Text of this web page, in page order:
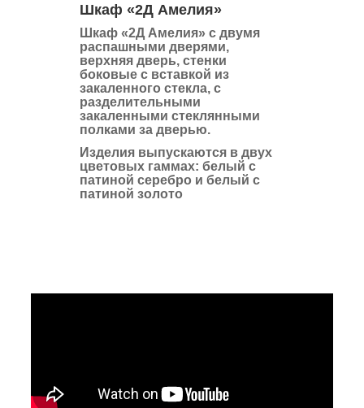
Шкаф «2Д Амелия»
Шкаф «2Д Амелия» с двумя
распашными дверями,
верхняя дверь, стенки
боковые с вставкой из
закаленного стекла, с
разделительными
закаленными стеклянными
полками за дверью.
Изделия выпускаются в двух
цветовых гаммах: белый с
патиной серебро и белый с
патиной золото